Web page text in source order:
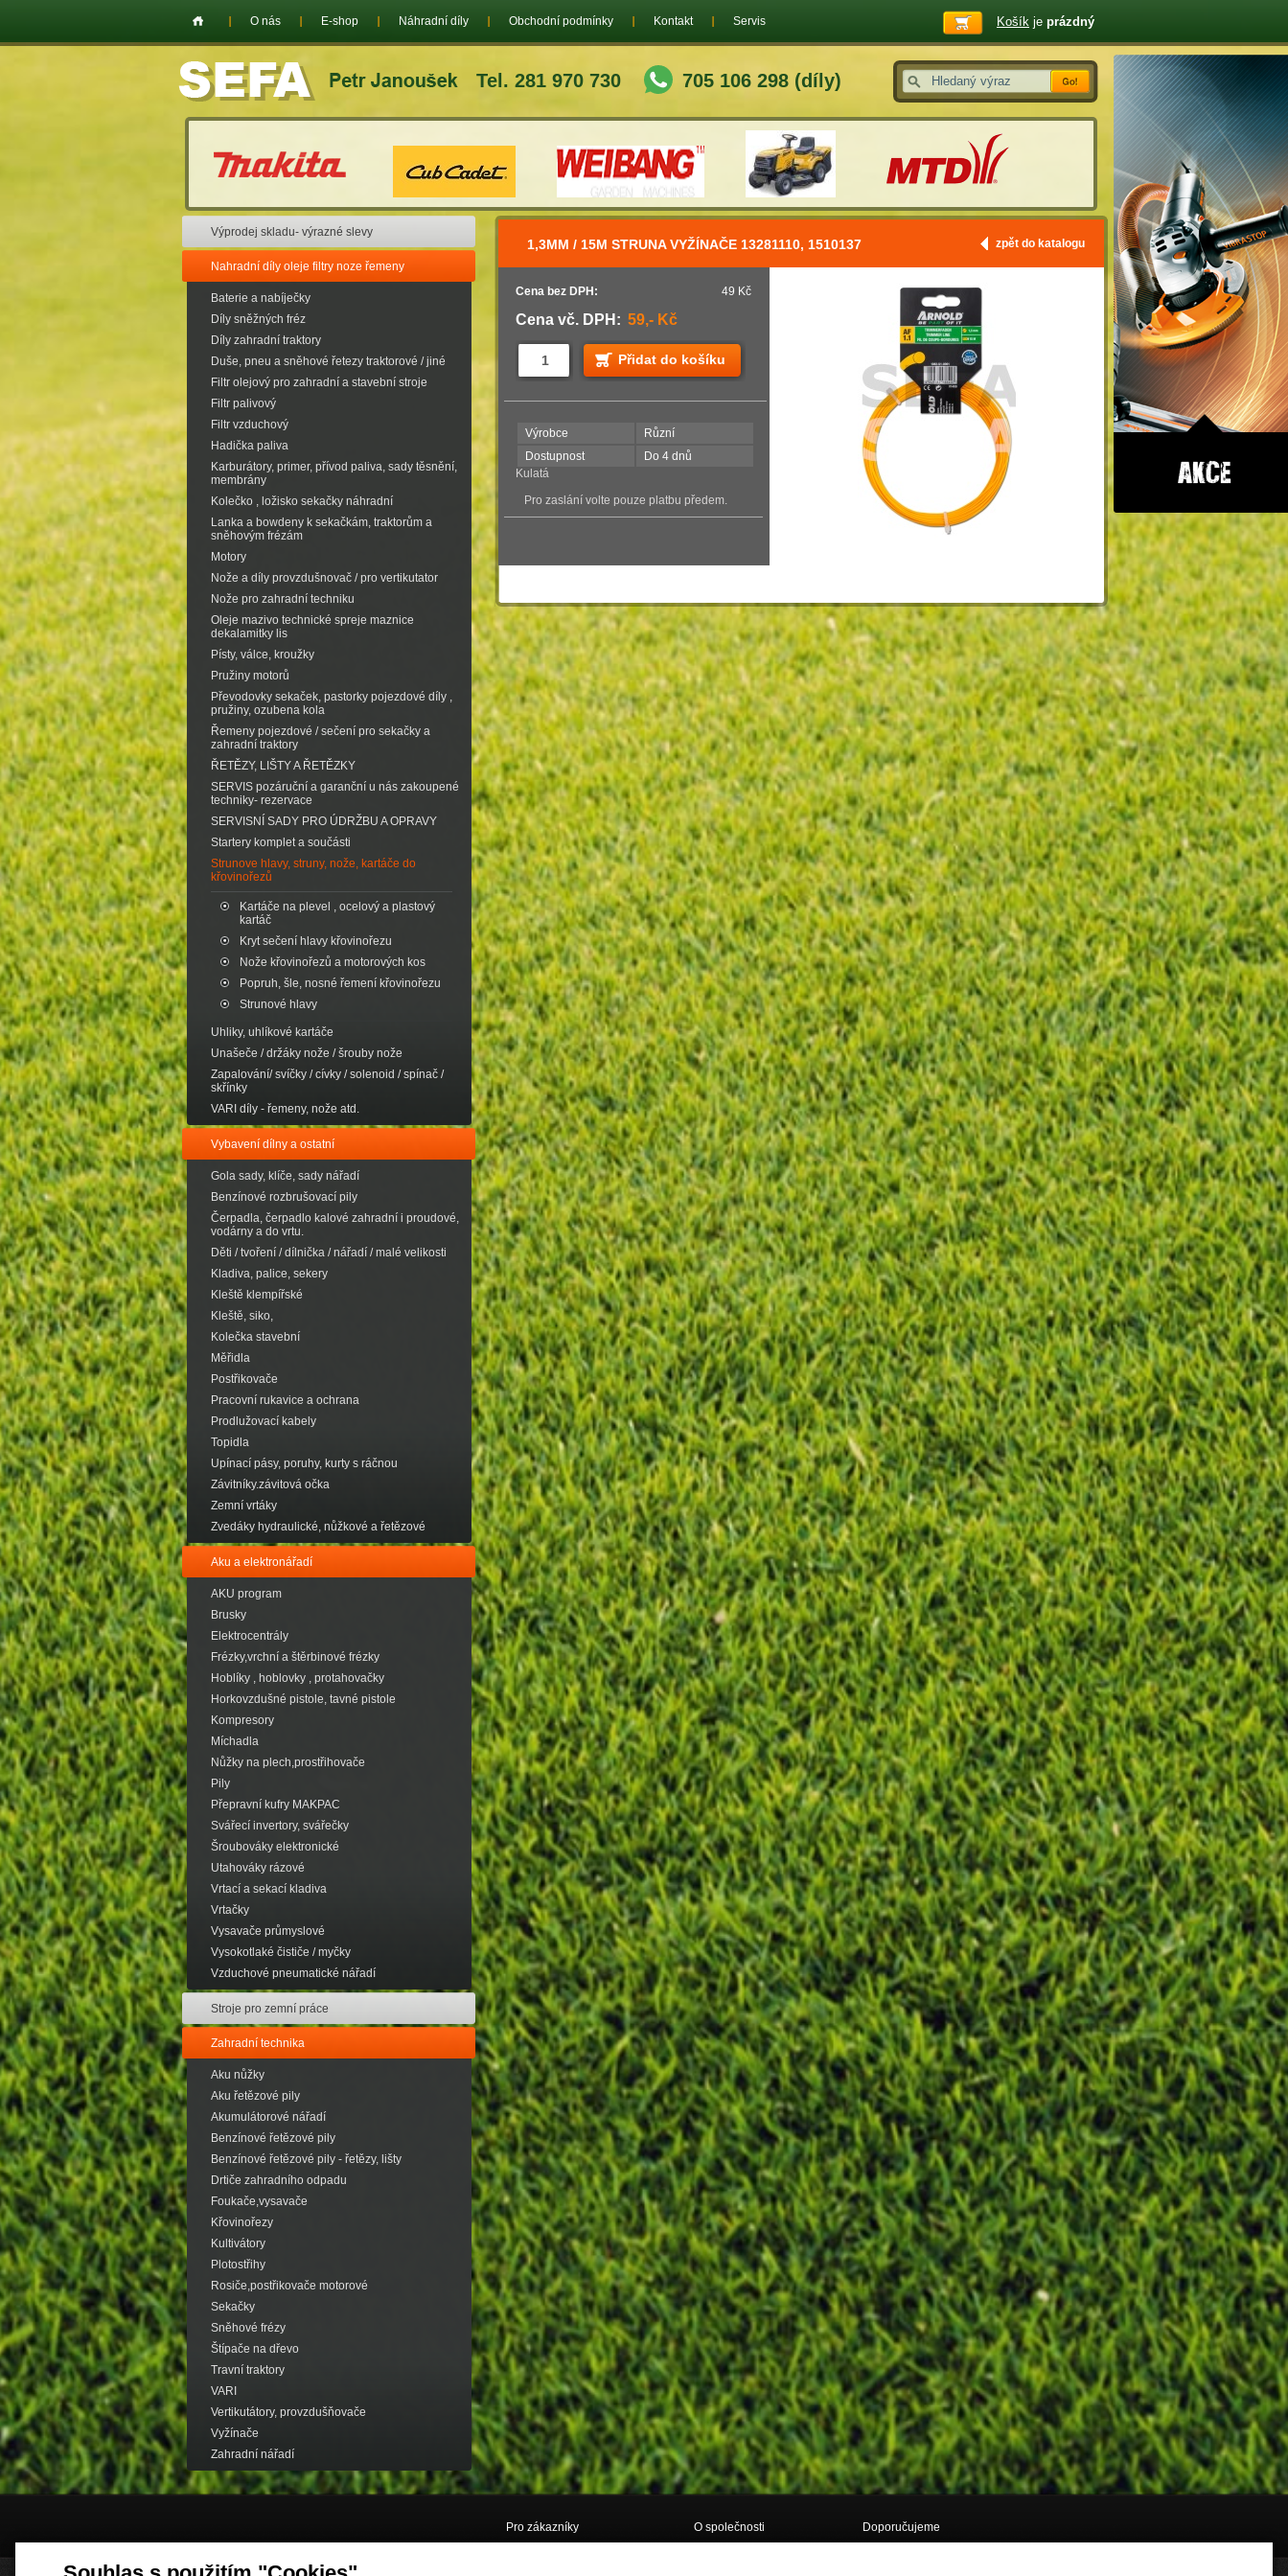
Tel. 281 970 730 705 106 298 (díly)
O nás E-shop Náhradní díly Obchodní podmínky Kontakt Servis Košík je prázdný
Výprodej skladu- výrazné slevy
Nahradní díly oleje filtry noze řemeny
Baterie a nabíječky
Díly sněžných fréz
Díly zahradní traktory
Duše, pneu a sněhové řetezy traktorové / jiné
Filtr olejový pro zahradní a stavební stroje
Filtr palivový
Filtr vzduchový
Hadička paliva
Karburátory, primer, přívod paliva, sady těsnění,
membrány
Kolečko , ložisko sekačky náhradní
Lanka a bowdeny k sekačkám, traktorům a
sněhovým frézám
Motory
Nože a díly provzdušnovač / pro vertikutator
Nože pro zahradní techniku
Oleje mazivo technické spreje maznice
dekalamitky lis
Písty, válce, kroužky
Pružiny motorů
Převodovky sekaček, pastorky pojezdové díly ,
pružiny, ozubena kola
Řemeny pojezdové / sečení pro sekačky a
zahradní traktory
ŘETĚZY, LIŠTY A ŘETĚZKY
SERVIS pozáruční a garanční u nás zakoupené
techniky- rezervace
SERVISNÍ SADY PRO ÚDRŽBU A OPRAVY
Startery komplet a součásti
Strunove hlavy, struny, nože, kartáče do
křovinořezů
Kartáče na plevel , ocelový a plastový
kartáč
Kryt sečení hlavy křovinořezu
Nože křovinořezů a motorových kos
Popruh, šle, nosné řemení křovinořezu
Strunové hlavy
Uhliky, uhlíkové kartáče
Unašeče / držáky nože / šrouby nože
Zapalování/ svíčky / cívky / solenoid / spínač /
skřínky
VARI díly - řemeny, nože atd.
Vybavení dílny a ostatní
Gola sady, klíče, sady nářadí
Benzínové rozbrušovací pily
Čerpadla, čerpadlo kalové zahradní i proudové,
vodárny a do vrtu.
Děti / tvoření / dílnička / nářadí / malé velikosti
Kladiva, palice, sekery
Kleště klempířské
Kleště, siko,
Kolečka stavební
Měřidla
Postřikovače
Pracovní rukavice a ochrana
Prodlužovací kabely
Topidla
Upínací pásy, poruhy, kurty s ráčnou
Závitníky.závitová očka
Zemní vrtáky
Zvedáky hydraulické, nůžkové a řetězové
Aku a elektronářadí
AKU program
Brusky
Elektrocentrály
Frézky,vrchní a štěrbinové frézky
Hoblíky , hoblovky , protahovačky
Horkovzdušné pistole, tavné pistole
Kompresory
Míchadla
Nůžky na plech,prostřihovače
Pily
Přepravní kufry MAKPAC
Svářecí invertory, svářečky
Šroubováky elektronické
Utahováky rázové
Vrtací a sekací kladiva
Vrtačky
Vysavače průmyslové
Vysokotlaké čističe / myčky
Vzduchové pneumatické nářadí
Stroje pro zemní práce
Zahradní technika
Aku nůžky
Aku řetězové pily
Akumulátorové nářadí
Benzínové řetězové pily
Benzínové řetězové pily - řetězy, lišty
Drtiče zahradního odpadu
Foukače,vysavače
Křovinořezy
Kultivátory
Plotostřihy
Rosiče,postřikovače motorové
Sekačky
Sněhové frézy
Štípače na dřevo
Travní traktory
VARI
Vertikutátory, provzdušňovače
Vyžínače
Zahradní nářadí
zpět do katalogu
1,3MM / 15M STRUNA VYŽÍNAČE 13281110, 1510137
Cena bez DPH: 49 Kč
Cena vč. DPH: 59,- Kč
Přidat do košíku
Výrobce
Různí
Dostupnost
Do 4 dnů
Kulatá
Pro zaslání volte pouze platbu předem.
Pro zákazníky O společnosti Doporučujeme